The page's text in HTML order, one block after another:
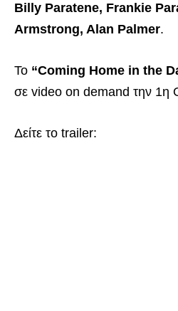
Billy Paratene, Frankie
Armstrong, Alan Palmer.
Το “Coming Home in the
σε video on demand την 1η
Δείτε το trailer: